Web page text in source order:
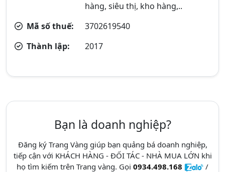
hàng, siêu thị, kho hàng,..
Mã số thuế:
3702619540
Thành lập:
2017
Bạn là doanh nghiệp?
Đăng ký Trang Vàng giúp bạn quảng bá doanh nghiệp,
tiếp cận với KHÁCH HÀNG - ĐỐI TÁC - NHÀ MUA LỚN khi
họ tìm kiếm trên Trang vàng. Gọi 0934.498.168
/